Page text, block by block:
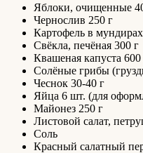
Яблоки, очищенные
Чернослив 250 г
Картофель в
Свёкла, печёная 300 г
Квашеная капуста 600
Солёные грибы
Чеснок 30-40 г
Яйца 6 шт. (для
Майонез 250 г
Листовой салат,
Соль
Красный салатный